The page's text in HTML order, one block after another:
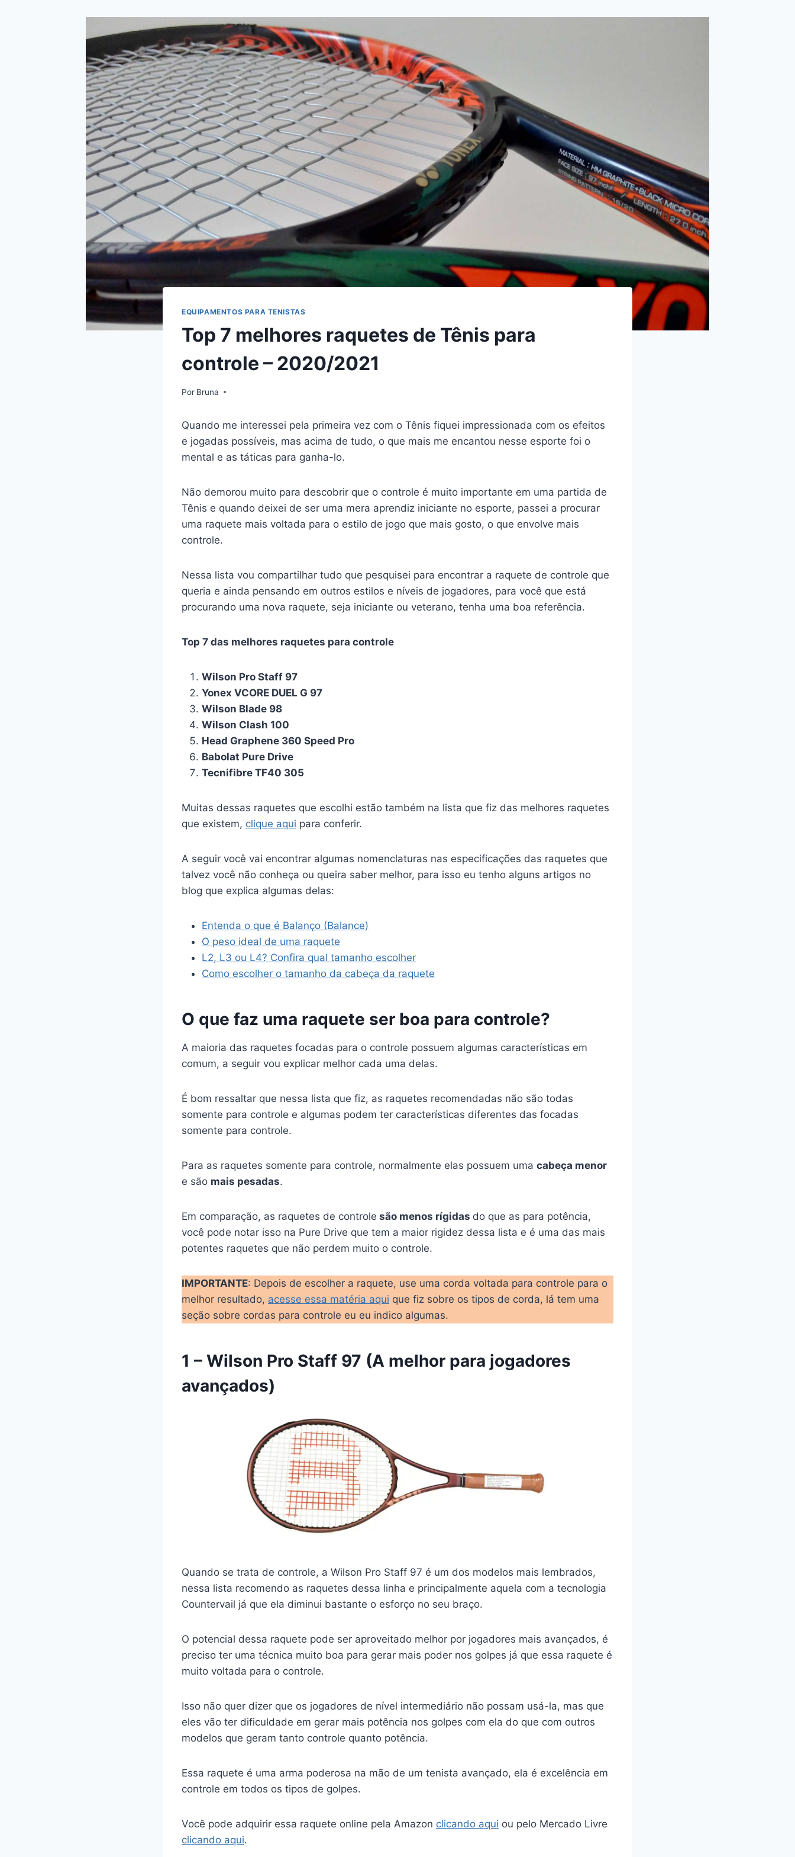
EQUIPAMENTOS PARA TENISTAS
Top 7 melhores raquetes de Tênis para
controle – 2020/2021
Por Bruna
Quando me interessei pela primeira vez com o Tênis fiquei impressionada com os efeitos
e jogadas possíveis, mas acima de tudo, o que mais me encantou nesse esporte foi o
mental e as táticas para ganha-lo.
Não demorou muito para descobrir que o controle é muito importante em uma partida de
Tênis e quando deixei de ser uma mera aprendiz iniciante no esporte, passei a procurar
uma raquete mais voltada para o estilo de jogo que mais gosto, o que envolve mais
controle.
Nessa lista vou compartilhar tudo que pesquisei para encontrar a raquete de controle que
queria e ainda pensando em outros estilos e níveis de jogadores, para você que está
procurando uma nova raquete, seja iniciante ou veterano, tenha uma boa referência.
Top 7 das melhores raquetes para controle
Wilson Pro Staff 97
Yonex VCORE DUEL G 97
Wilson Blade 98
Wilson Clash 100
Head Graphene 360 Speed Pro
Babolat Pure Drive
Tecnifibre TF40 305
Muitas dessas raquetes que escolhi estão também na lista que fiz das melhores raquetes
que existem, clique aqui para conferir.
A seguir você vai encontrar algumas nomenclaturas nas especificações das raquetes que
talvez você não conheça ou queira saber melhor, para isso eu tenho alguns artigos no
blog que explica algumas delas:
Entenda o que é Balanço (Balance)
O peso ideal de uma raquete
L2, L3 ou L4? Confira qual tamanho escolher
Como escolher o tamanho da cabeça da raquete
O que faz uma raquete ser boa para controle?
A maioria das raquetes focadas para o controle possuem algumas características em
comum, a seguir vou explicar melhor cada uma delas.
É bom ressaltar que nessa lista que fiz, as raquetes recomendadas não são todas
somente para controle e algumas podem ter características diferentes das focadas
somente para controle.
Para as raquetes somente para controle, normalmente elas possuem uma cabeça menor
e são mais pesadas.
Em comparação, as raquetes de controle são menos rígidas do que as para potência,
você pode notar isso na Pure Drive que tem a maior rigidez dessa lista e é uma das mais
potentes raquetes que não perdem muito o controle.
IMPORTANTE: Depois de escolher a raquete, use uma corda voltada para controle para o
melhor resultado, acesse essa matéria aqui que fiz sobre os tipos de corda, lá tem uma
seção sobre cordas para controle eu eu indico algumas.
1 – Wilson Pro Staff 97 (A melhor para jogadores
avançados)
Quando se trata de controle, a Wilson Pro Staff 97 é um dos modelos mais lembrados,
nessa lista recomendo as raquetes dessa linha e principalmente aquela com a tecnologia
Countervail já que ela diminui bastante o esforço no seu braço.
O potencial dessa raquete pode ser aproveitado melhor por jogadores mais avançados, é
preciso ter uma técnica muito boa para gerar mais poder nos golpes já que essa raquete é
muito voltada para o controle.
Isso não quer dizer que os jogadores de nível intermediário não possam usá-la, mas que
eles vão ter dificuldade em gerar mais potência nos golpes com ela do que com outros
modelos que geram tanto controle quanto potência.
Essa raquete é uma arma poderosa na mão de um tenista avançado, ela é excelência em
controle em todos os tipos de golpes.
Você pode adquirir essa raquete online pela Amazon clicando aqui ou pelo Mercado Livre
clicando aqui.